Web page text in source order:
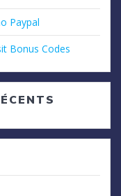
Paypal
Bonus Codes